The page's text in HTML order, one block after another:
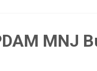
MNJ